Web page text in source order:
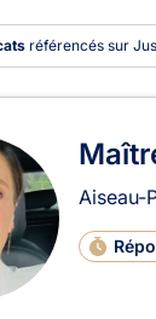
référencés sur
Aiseau-